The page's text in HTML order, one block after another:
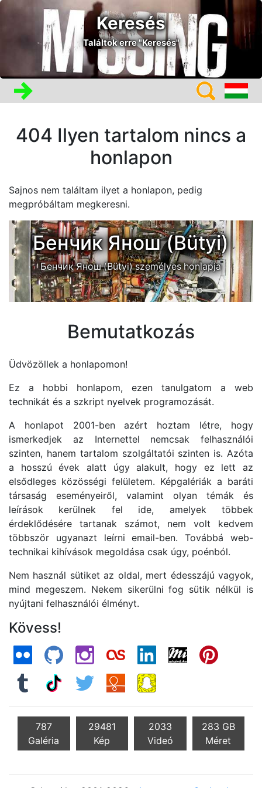
Keresés
Találtok erre "Keresés"
404 Ilyen tartalom nincs a
honlapon
Sajnos nem találtam ilyet a honlapon, pedig
megpróbáltam megkeresni.
Бенчик Янош (Bütyi)
Бенчик Янош (Bütyi) személyes honlapja
Bemutatkozás
Üdvözöllek a honlapomon!
Ez a hobbi honlapom, ezen tanulgatom a web
technikát és a szkript nyelvek programozását.
A honlapot 2001-ben azért hoztam létre, hogy
ismerkedjek az Internettel nemcsak felhasználói
szinten, hanem tartalom szolgáltatói szinten is. Azóta
a hosszú évek alatt úgy alakult, hogy ez lett az
elsődleges közösségi felületem. Képgalériák a baráti
társaság eseményeiről, valamint olyan témák és
leírások kerülnek fel ide, amelyek többek
érdeklődésére tartanak számot, nem volt kedvem
többször ugyanazt leírni email-ben. Továbbá web-
technikai kihívások megoldása csak úgy, poénból.
Nem használ sütiket az oldal, mert édesszájú vagyok,
mind megeszem. Nekem sikerülni fog sütik nélkül is
nyújtani felhasználói élményt.
Kövess!
787
Galéria
29481
Kép
2033
Videó
283 GB
Méret